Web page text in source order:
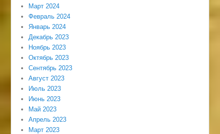
Март 2024
Февраль 2024
Январь 2024
Декабрь 2023
Ноябрь 2023
Октябрь 2023
Сентябрь 2023
Август 2023
Июль 2023
Июнь 2023
Май 2023
Апрель 2023
Март 2023